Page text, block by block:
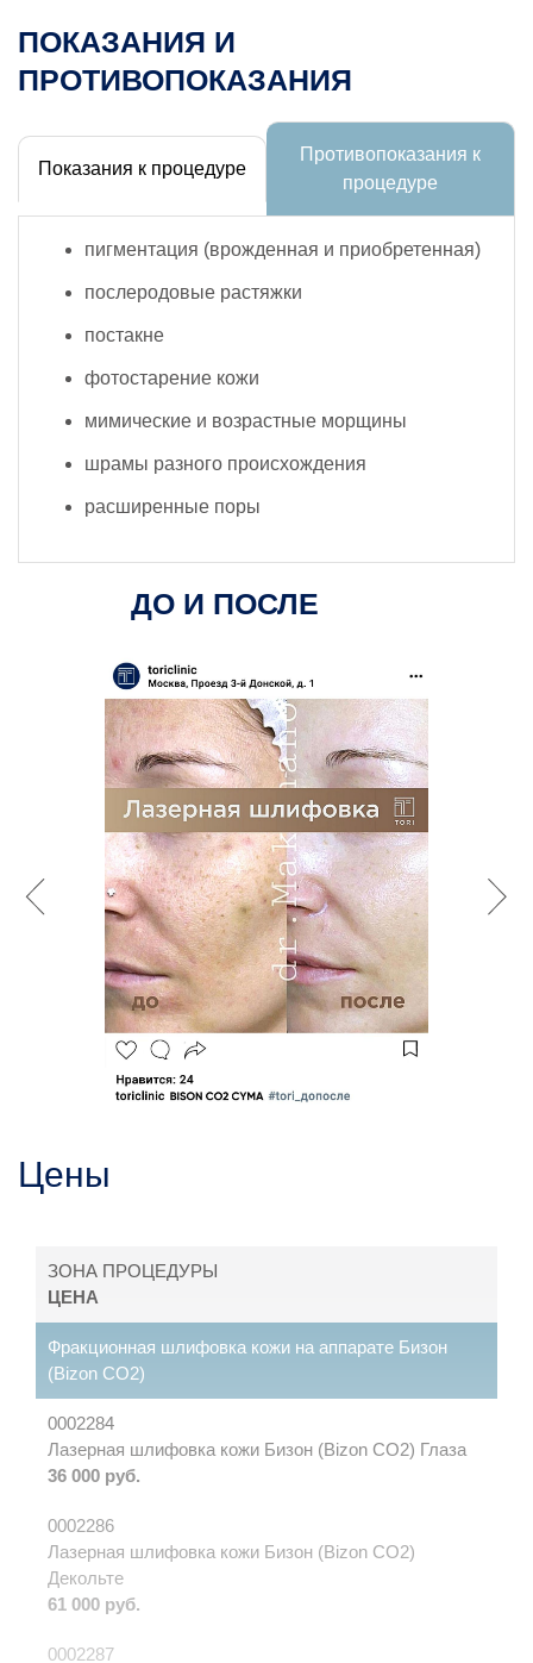
ПОКАЗАНИЯ И
ПРОТИВОПОКАЗАНИЯ
Показания к процедуре
Противопоказания к
процедуре
пигментация (врожденная и приобретенная)
послеродовые растяжки
постакне
фотостарение кожи
мимические и возрастные морщины
шрамы разного происхождения
расширенные поры
ДО И ПОСЛЕ
Цены
ЗОНА ПРОЦЕДУРЫ
ЦЕНА
Фракционная шлифовка кожи на аппарате Бизон
(Bizon CО2)
0002284
Лазерная шлифовка кожи Бизон (Bizon CО2) Глаза
36 000 руб.
0002286
Лазерная шлифовка кожи Бизон (Bizon CО2)
Декольте
61 000 руб.
0002287